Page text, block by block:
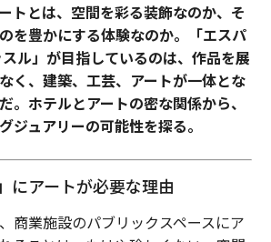
トとは、空間を彩る装飾なのか、そ
を豊かにする体験なのか。「エスパ
ル」が目指しているのは、作品を展
く、建築、工芸、アートが一体とな
。ホテルとアートの密な関係から、
ジュアリーの可能性を探る。
にアートが必要な理由
商業施設のパブリックスペースにア